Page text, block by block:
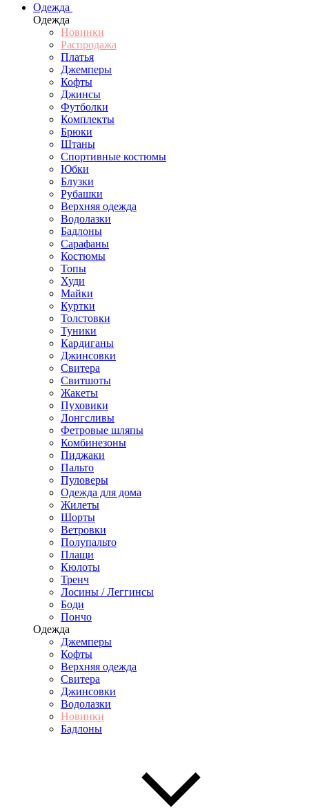
Одежда
Одежда
Новинки
Распродажа
Платья
Джемперы
Кофты
Джинсы
Футболки
Комплекты
Брюки
Штаны
Спортивные костюмы
Юбки
Блузки
Рубашки
Верхняя одежда
Водолазки
Бадлоны
Сарафаны
Костюмы
Топы
Худи
Майки
Куртки
Толстовки
Туники
Кардиганы
Джинсовки
Свитера
Свитшоты
Жакеты
Пуховики
Лонгсливы
Фетровые шляпы
Комбинезоны
Пиджаки
Пальто
Пуловеры
Одежда для дома
Жилеты
Шорты
Ветровки
Полупальто
Плащи
Кюлоты
Тренч
Лосины / Леггинсы
Боди
Пончо
Одежда
Джемперы
Кофты
Верхняя одежда
Свитера
Джинсовки
Водолазки
Новинки
Бадлоны